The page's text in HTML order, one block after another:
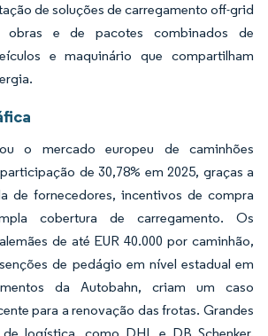
de soluções de carregamento off-grid
obras e de pacotes combinados de
e maquinário que compartilham
o mercado europeu de caminhões
de 30,78% em 2025, graças a
de fornecedores, incentivos de compra
cobertura de carregamento. Os
de até EUR 40.000 por caminhão,
de pedágio em nível estadual em
da Autobahn, criam um caso
para a renovação das frotas. Grandes